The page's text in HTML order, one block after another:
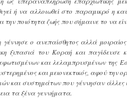
ή να αλλοιωθεί στο παραμικρό η
την ποιότητα ζωής που σήμαινε το να
ο ανεπαίσθητος αλλά
ξιπασιά του Kοραή και παγίδευσε
και λελαμπρυσμένων της
και μειονεκτικός, αφού την
και συστημάτων που γέννησαν άλλες
τα ξένα γεννήματα.